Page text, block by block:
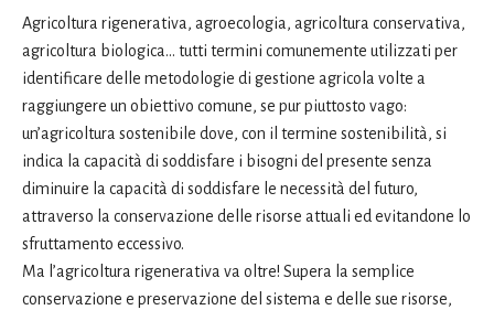
Agricoltura rigenerativa, agroecologia, agricoltura conservativa,
agricoltura biologica… tutti termini comunemente utilizzati per
identificare delle metodologie di gestione agricola volte a
raggiungere un obiettivo comune, se pur piuttosto vago:
un’agricoltura sostenibile dove, con il termine sostenibilità, si
indica la capacità di soddisfare i bisogni del presente senza
diminuire la capacità di soddisfare le necessità del futuro,
attraverso la conservazione delle risorse attuali ed evitandone lo
sfruttamento eccessivo.
Ma l’agricoltura rigenerativa va oltre! Supera la semplice
conservazione e preservazione del sistema e delle sue risorse,